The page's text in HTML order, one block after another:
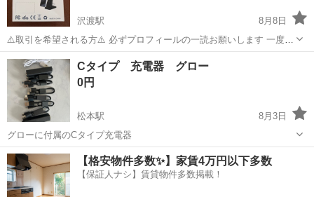
沢渡駅
8月8日
⚠️取引を希望される方⚠️ 必ずプロフィールの一読お願いします 一度、
短時間使用のみ 動作問題ありません
長野 伊那市 沢渡駅 その他
Cタイプ 充電器 グロー
0円
松本駅
8月3日
グローに付属のCタイプ充電器
長野 松本市 松本駅 その他
【格安物件多数✨】家賃4万円以下多数
【保証人ナシ】賃貸物件多数掲載！